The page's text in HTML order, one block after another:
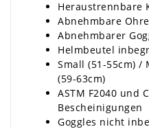
Heraustrennbare
Abnehmbare
Abnehmbarer
Helmbeutel
Small (51-55cm) /
(59-63cm)
ASTM F2040 und
Bescheinigungen
Goggles nicht